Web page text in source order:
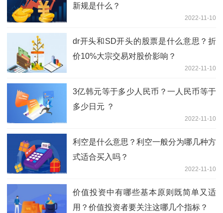
新规是什么？
2022-11-10
dr开头和SD开头的股票是什么意思？折
价10%大宗交易对股价影响？
2022-11-10
3亿韩元等于多少人民币？一人民币等于
多少日元 ？
2022-11-10
利空是什么意思？利空一般分为哪几种方
式适合买入吗？
2022-11-10
价值投资中有哪些基本原则既简单又适
用？价值投资者要关注这哪几个指标？